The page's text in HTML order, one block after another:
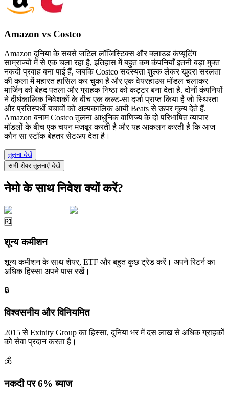
Amazon vs Costco
Amazon दुनिया के सबसे जटिल लॉजिस्टिक्स और क्लाउड कंप्यूटिंग
साम्राज्यों में से एक चला रहा है, इतिहास में बहुत कम कंपनियाँ इतनी बड़ा मुक्त
नकदी प्रवाह बना पाई हैं, जबकि Costco सदस्यता शुल्क लेकर खुदरा सरलता
की कला में महारत हासिल कर चुका है और एक वेयरहाउस मॉडल चलाकर
मार्जिन को बेहद पतला और ग्राहक निष्ठा को कट्टर बना देता है. दोनों कंपनियों
ने दीर्घकालिक निवेशकों के बीच एक कल्ट-सा दर्जा प्राप्त किया है जो स्थिरता
और प्रतिस्पर्धी बचावों को अल्पकालिक आयी Beats से ऊपर मूल्य देते हैं.
Amazon बनाम Costco तुलना आधुनिक वाणिज्य के दो परिभाषित व्यापार
मॉडलों के बीच एक चयन मजबूर करती है और यह आकलन करती है कि आज
कौन सा स्टॉक बेहतर सेटअप देता है।
तुलना देखें
सभी शेयर तुलनाएँ देखें
नेमो के साथ निवेश क्यों करें?
🆓
शून्य कमीशन
शून्य कमीशन के साथ शेयर, ETF और बहुत कुछ ट्रेड करें। अपने रिटर्न का
अधिक हिस्सा अपने पास रखें।
🔒
विश्वसनीय और विनियमित
2015 से Exinity Group का हिस्सा, दुनिया भर में दस लाख से अधिक ग्राहकों
को सेवा प्रदान करता है।
💰
नकदी पर 6% ब्याज